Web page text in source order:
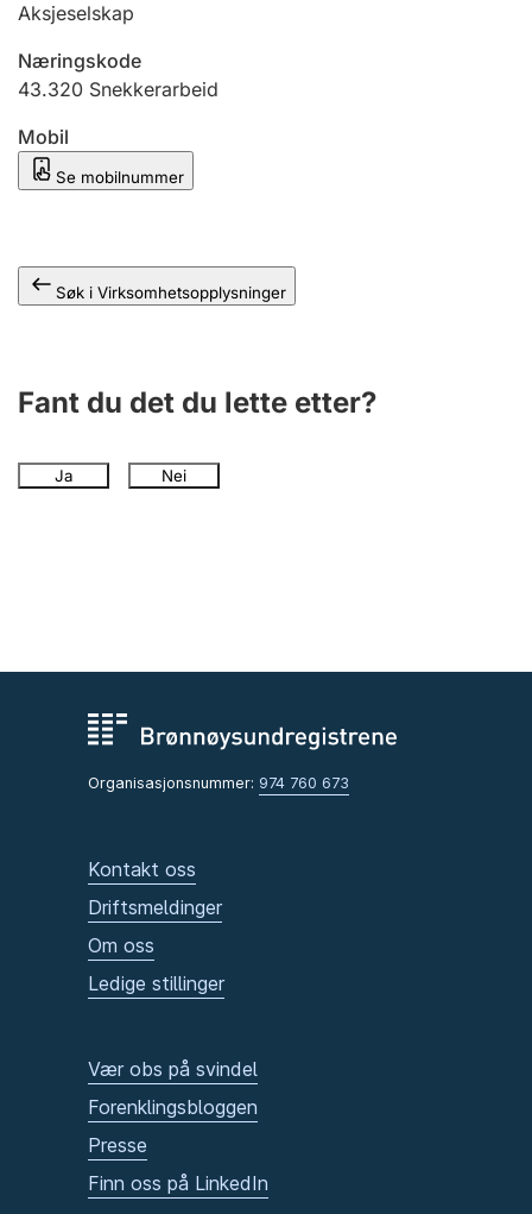
Offentlig sektor
Andre tema
Aksjeselskap
Næringskode
43.320 Snekkerarbeid
Mobil
Se mobilnummer
Søk i Virksomhetsopplysninger
Fant du det du lette etter?
Ja Nei
Organisasjonsnummer: 974 760 673
Kontakt oss
Driftsmeldinger
Om oss
Ledige stillinger
Vær obs på svindel
Forenklingsbloggen
Presse
Finn oss på LinkedIn